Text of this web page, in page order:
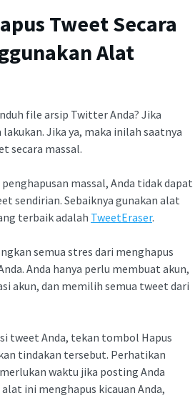
Tweet Secara
Alat
file arsip Twitter Anda? Jika
Jika ya, maka inilah saatnya
secara massal.
massal, Anda tidak dapat
sendirian. Sebaiknya gunakan alat
terbaik adalah TweetEraser.
semua stres dari menghapus
Anda hanya perlu membuat akun,
akun, dan memilih semua tweet dari
tweet Anda, tekan tombol Hapus
tindakan tersebut. Perhatikan
waktu jika posting Anda
ini menghapus kicauan Anda,